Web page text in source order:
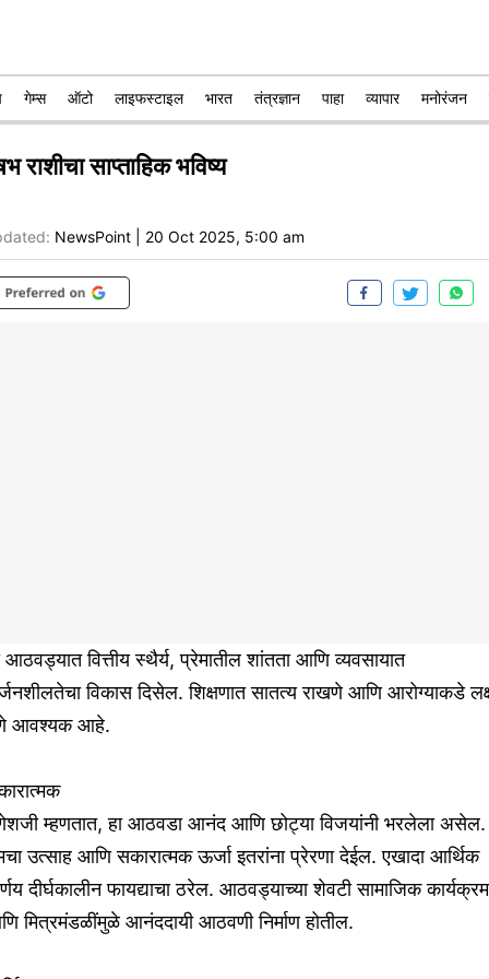
गेम्स ऑटो लाइफस्टाइल भारत तंत्रज्ञान पाहा व्यापार मनोरंजन
राशीचा साप्ताहिक भविष्य
NewsPoint 20 Oct 2025, 5:00 am
आठवड्यात वित्तीय स्थैर्य, प्रेमातील शांतता आणि व्यवसायात
विकास दिसेल. शिक्षणात सातत्य राखणे आणि आरोग्याकडे
आवश्यक आहे.
म्हणतात, हा आठवडा आनंद आणि छोट्या विजयांनी भरलेला असेल.
उत्साह आणि सकारात्मक ऊर्जा इतरांना प्रेरणा देईल. एखादा आर्थिक
दीर्घकालीन फायद्याचा ठरेल. आठवड्याच्या शेवटी सामाजिक कार्यक्रम
मित्रमंडळींमुळे आनंददायी आठवणी निर्माण होतील.